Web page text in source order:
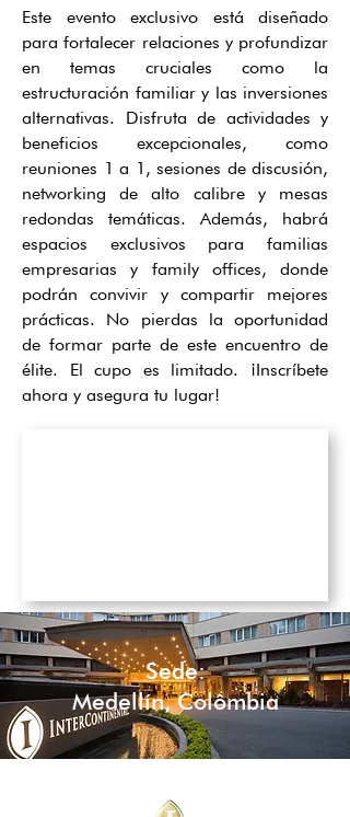
Este evento exclusivo está diseñado
para fortalecer relaciones y profundizar
en temas cruciales como la
estructuración familiar y las inversiones
alternativas. Disfruta de actividades y
beneficios excepcionales, como
reuniones 1 a 1, sesiones de discusión,
networking de alto calibre y mesas
redondas temáticas. Además, habrá
espacios exclusivos para familias
empresarias y family offices, donde
podrán convivir y compartir mejores
prácticas. No pierdas la oportunidad
de formar parte de este encuentro de
élite. El cupo es limitado. ¡Inscríbete
ahora y asegura tu lugar!
Sede:
Medellín, Colômbia